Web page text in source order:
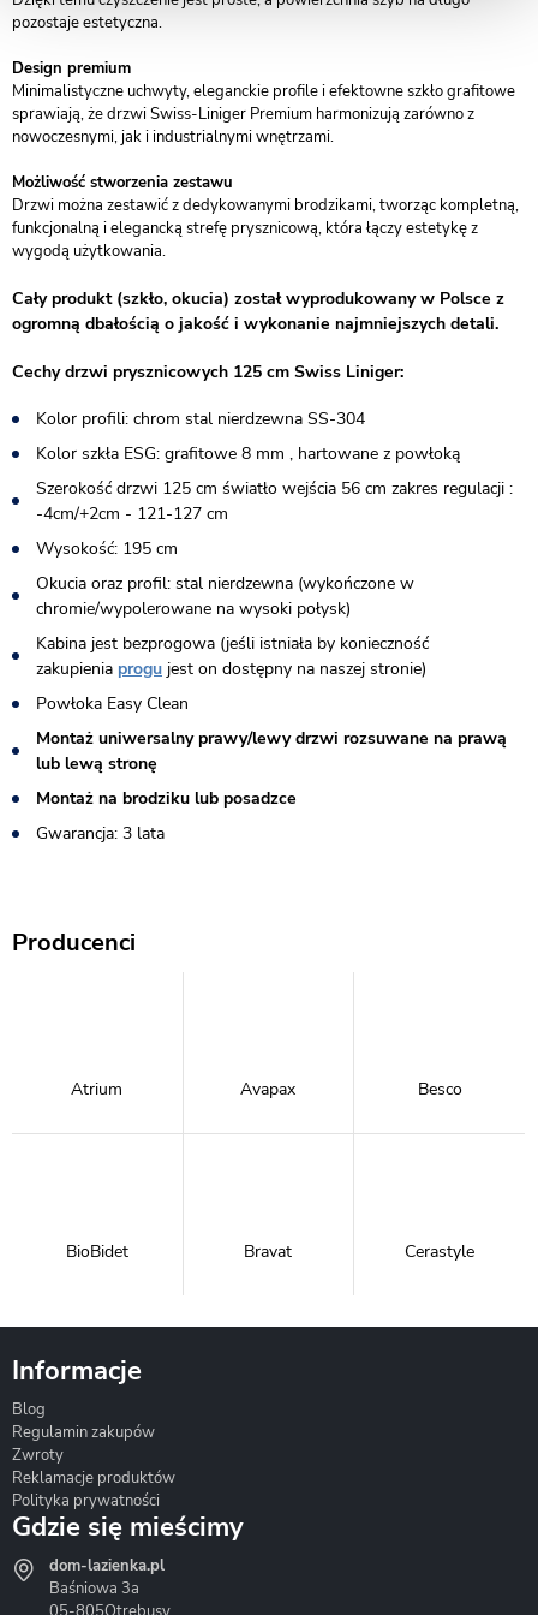
pozostaje estetyczna.
Design premium
Minimalistyczne uchwyty, eleganckie profile i efektowne szkło grafitowe
sprawiają, że drzwi Swiss-Liniger Premium harmonizują zarówno z
nowoczesnymi, jak i industrialnymi wnętrzami.
Możliwość stworzenia zestawu
Drzwi można zestawić z dedykowanymi brodzikami, tworząc kompletną,
funkcjonalną i elegancką strefę prysznicową, która łączy estetykę z
wygodą użytkowania.
Cały produkt (szkło, okucia) został wyprodukowany w Polsce z
ogromną dbałością o jakość i wykonanie najmniejszych detali.
Cechy drzwi prysznicowych 125 cm Swiss Liniger:
Kolor profili: chrom stal nierdzewna SS-304
Kolor szkła ESG: grafitowe 8 mm , hartowane z powłoką
Szerokość drzwi 125 cm światło wejścia 56 cm zakres regulacji :
-4cm/+2cm - 121-127 cm
Wysokość: 195 cm
Okucia oraz profil: stal nierdzewna (wykończone w
chromie/wypolerowane na wysoki połysk)
Kabina jest bezprogowa (jeśli istniała by konieczność
zakupienia progu jest on dostępny na naszej stronie)​
Powłoka Easy Clean
Montaż uniwersalny prawy/lewy drzwi rozsuwane na prawą
lub lewą stronę
Montaż na brodziku lub posadzce
Gwarancja: 3 lata
Producenci
Atrium Avapax Besco
BioBidet Bravat Cerastyle
Hydrostop
Informacje
Blog
Regulamin zakupów
Zwroty
Reklamacje produktów
Polityka prywatności
Gdzie się mieścimy
dom-lazienka.pl
Baśniowa 3a